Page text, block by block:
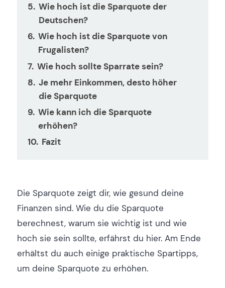
Wie hoch ist die Sparquote der
Deutschen?
Wie hoch ist die Sparquote von
Frugalisten?
Wie hoch sollte Sparrate sein?
Je mehr Einkommen, desto höher
die Sparquote
Wie kann ich die Sparquote
erhöhen?
Fazit
Die Sparquote zeigt dir, wie gesund deine
Finanzen sind. Wie du die Sparquote
berechnest, warum sie wichtig ist und wie
hoch sie sein sollte, erfährst du hier. Am Ende
erhältst du auch einige praktische Spartipps,
um deine Sparquote zu erhöhen.